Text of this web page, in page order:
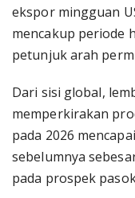
ekspor mingguan
mencakup periode
petunjuk arah
Dari sisi global,
memperkirakan
pada 2026
sebelumnya
pada prospek